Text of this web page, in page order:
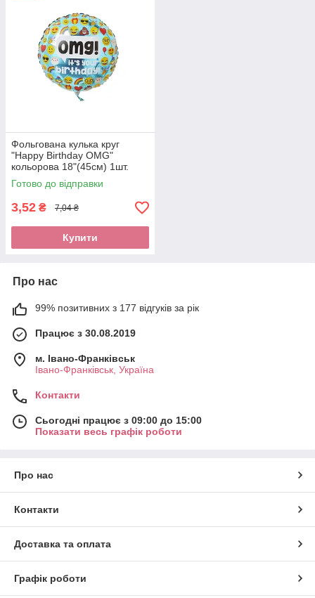
Фольгована кулька круг
"Happy Birthday OMG"
кольорова 18"(45см) 1шт.
Готово до відправки
3,52 ₴ 7,04 ₴
Купити
Про нас
99% позитивних з 177 відгуків за рік
Працює з 30.08.2019
м. Івано-Франківськ
Івано-Франківськ, Україна
Контакти
Сьогодні працює з 09:00 до 15:00
Показати весь графік роботи
Про нас
Контакти
Доставка та оплата
Графік роботи